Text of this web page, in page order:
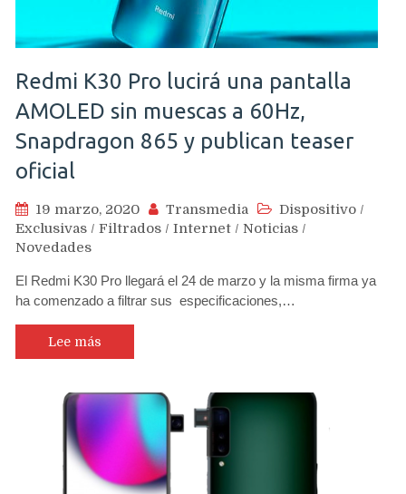
Redmi K30 Pro lucirá una pantalla
AMOLED sin muescas a 60Hz,
Snapdragon 865 y publican teaser
oficial
19 marzo, 2020 Transmedia Dispositivo /
Exclusivas / Filtrados / Internet / Noticias /
Novedades
El Redmi K30 Pro llegará el 24 de marzo y la misma firma ya
ha comenzado a filtrar sus especificaciones,…
Lee más